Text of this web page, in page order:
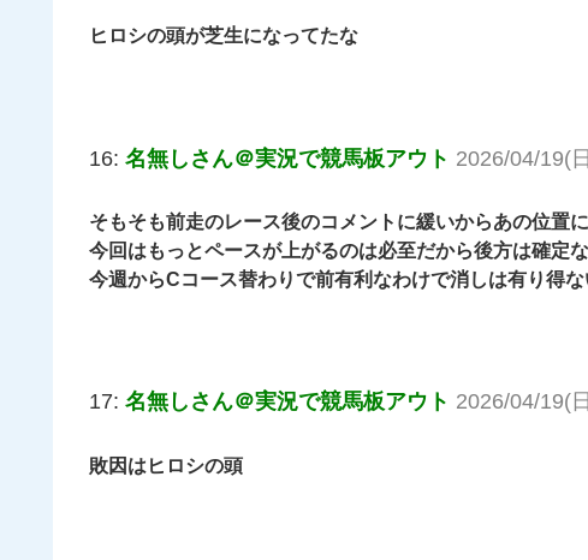
ヒロシの頭が芝生になってたな
16: 名無しさん＠実況で競馬板アウト 2026/04/19(
そもそも前走のレース後のコメントに緩いからあの位置
今回はもっとペースが上がるのは必至だから後方は確定な
今週からCコース替わりで前有利なわけで消しは有り得
17: 名無しさん＠実況で競馬板アウト 2026/04/19(
敗因はヒロシの頭